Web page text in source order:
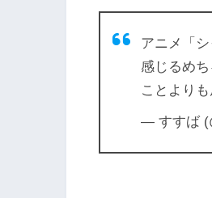
アニメ「
感じるめ
ことより
— すすば